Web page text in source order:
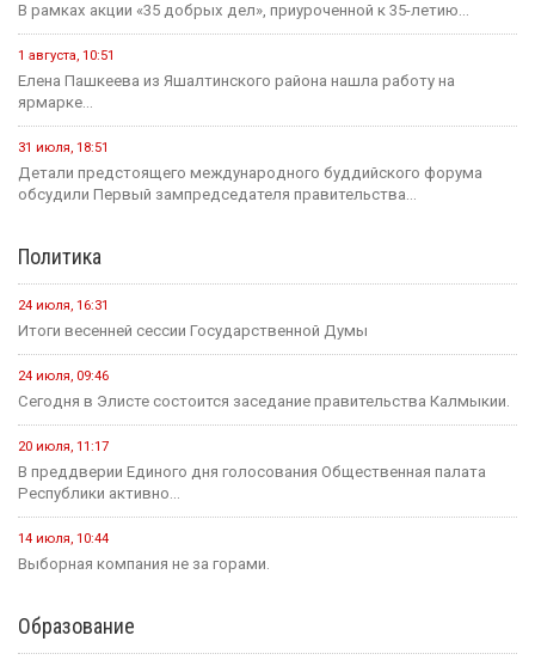
В рамках акции «35 добрых дел», приуроченной к 35-летию...
1 августа, 10:51
Елена Пашкеева из Яшалтинского района нашла работу на
ярмарке...
31 июля, 18:51
Детали предстоящего международного буддийского форума
обсудили Первый зампредседателя правительства...
Политика
24 июля, 16:31
Итоги весенней сессии Государственной Думы
24 июля, 09:46
Сегодня в Элисте состоится заседание правительства Калмыкии.
20 июля, 11:17
В преддверии Единого дня голосования Общественная палата
Республики активно...
14 июля, 10:44
Выборная компания не за горами.
Образование